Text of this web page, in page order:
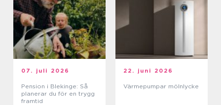
07. juli 2026
Pension i Blekinge: Så
planerar du för en trygg
framtid
22. juni 2026
Värmepumpar mölnlycke